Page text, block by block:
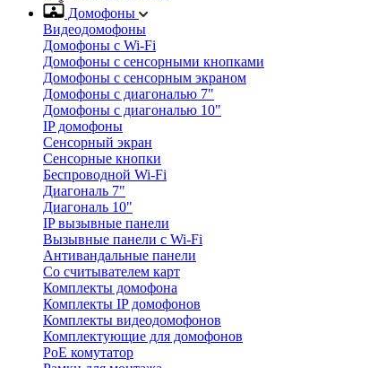
Домофоны
Видеодомофоны
Домофоны с Wi-Fi
Домофоны с сенсорными кнопками
Домофоны с сенсорным экраном
Домофоны с диагональю 7"
Домофоны с диагональю 10"
IP домофоны
Сенсорный экран
Сенсорные кнопки
Беспроводной Wi-Fi
Диагональ 7"
Диагональ 10"
IP вызывные панели
Вызывные панели с Wi-Fi
Антивандальные панели
Со считывателем карт
Комплекты домофона
Комплекты IP домофонов
Комплекты видеодомофонов
Комплектующие для домофонов
PoE комутатор